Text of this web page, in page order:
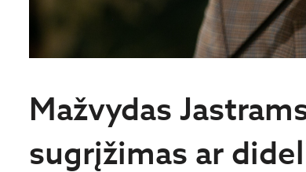
Mažvydas
sugrįžimas ar